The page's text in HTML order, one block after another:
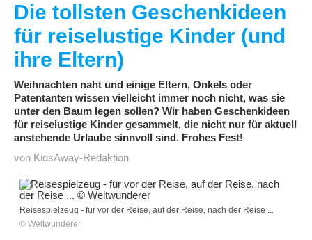
Die tollsten Geschenkideen
für reiselustige Kinder (und
ihre Eltern)
Weihnachten naht und einige Eltern, Onkels oder
Patentanten wissen vielleicht immer noch nicht, was sie
unter den Baum legen sollen? Wir haben Geschenkideen
für reiselustige Kinder gesammelt, die nicht nur für aktuell
anstehende Urlaube sinnvoll sind. Frohes Fest!
von KidsAway-Redaktion
Reisespielzeug - für vor der Reise, auf der Reise, nach der Reise ...
© Weltwunderer